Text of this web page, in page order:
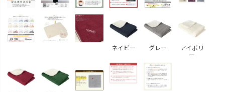
ネイビー グレー
アイボリ
ー